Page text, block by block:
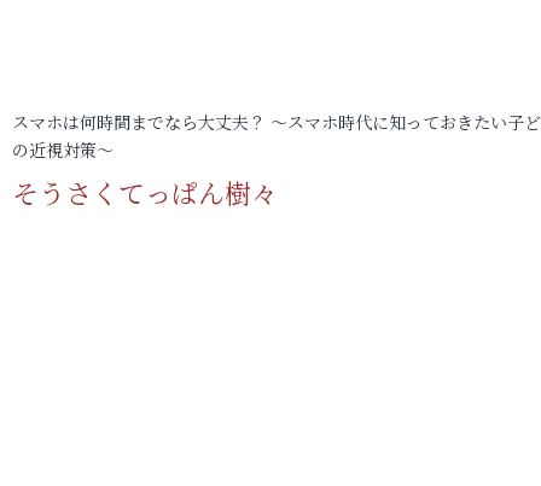
スマホは何時間までなら大丈夫？ ～スマホ時代に知っておきたい子
の近視対策～
そうさくてっぱん樹々